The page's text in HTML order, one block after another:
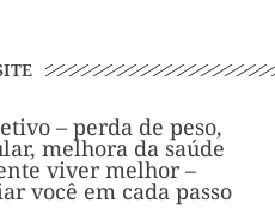
– perda de peso,
melhora da saúde
viver melhor –
você em cada passo